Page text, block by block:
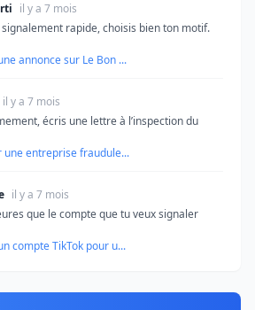
il y a 7 mois
rapide, choisis bien ton motif.
annonce sur Le Bon ...
il y a 7 mois
écris une lettre à l’inspection du
entreprise fraudule...
il y a 7 mois
que le compte que tu veux signaler
compte TikTok pour u...